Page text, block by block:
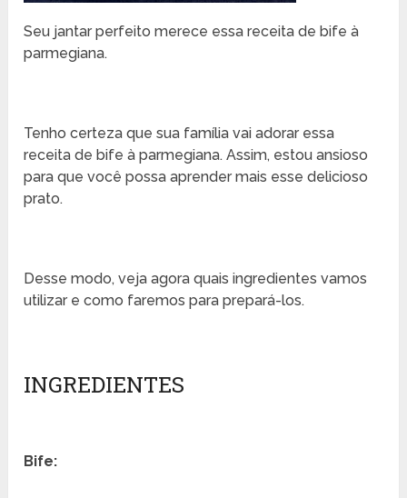
Seu jantar perfeito merece essa receita de bife à
parmegiana.
Tenho certeza que sua família vai adorar essa
receita de bife à parmegiana. Assim, estou ansioso
para que você possa aprender mais esse delicioso
prato.
Desse modo, veja agora quais ingredientes vamos
utilizar e como faremos para prepará-los.
INGREDIENTES
Bife: